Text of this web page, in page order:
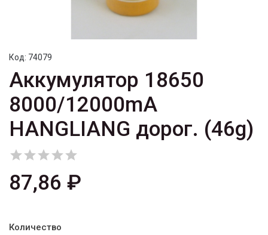
Код: 74079
Аккумулятор 18650
8000/12000mA
HANGLIANG дорог. (46g)

87,86 ₽
Количество